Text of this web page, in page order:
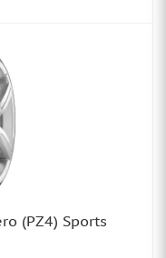
(PZ4) Sports